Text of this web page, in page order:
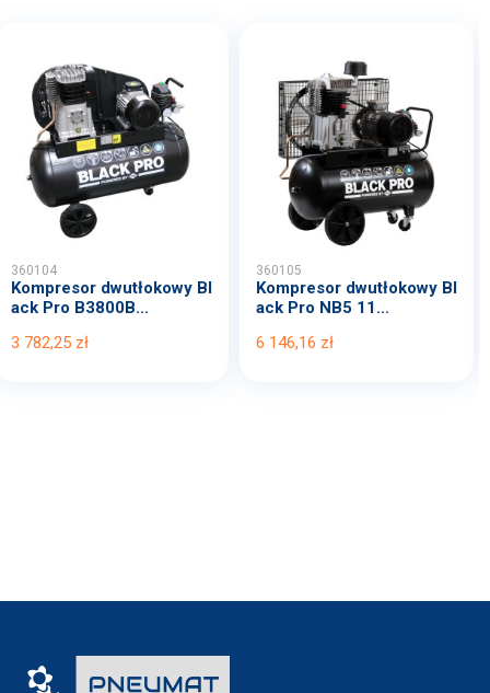
360104
Kompresor dwutłokowy Bl
ack Pro B3800B...
3 782,25 zł
360105
Kompresor dwutłokowy Bl
ack Pro NB5 11...
6 146,16 zł